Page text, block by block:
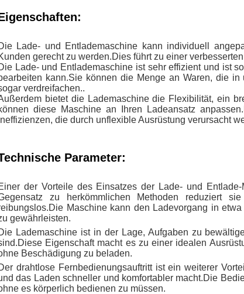
Lade- und Entlademaschine kann individuell
gerecht zu werden.Dies führt zu einer
Lade- und Entlademaschine ist sehr effizient und ist
kann.Sie können die Menge an Waren, die
verdreifachen..
bietet die Lademaschine die Flexibilität, ein
diese Maschine an Ihren Ladeansatz
die durch unflexible Ausrüstung verursacht
Parameter:
der Vorteile des Einsatzes der Lade- und
zu herkömmlichen Methoden reduziert
Maschine kann den Ladevorgang in
gewährleisten.
Lademaschine ist in der Lage, Aufgaben zu
Eigenschaft macht es zu einer idealen
Beschädigung zu beladen.
drahtlose Fernbedienungsauftritt ist ein weiterer
das Laden schneller und komfortabler macht.Die
es körperlich bedienen zu müssen.